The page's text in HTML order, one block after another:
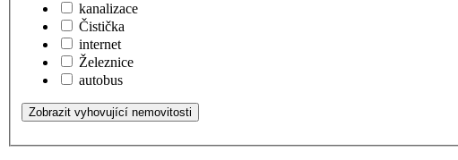
kanalizace
Čistička
internet
Železnice
autobus